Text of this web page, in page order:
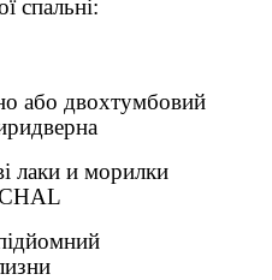
спальні:
або двохтумбовий
і лаки и морилки